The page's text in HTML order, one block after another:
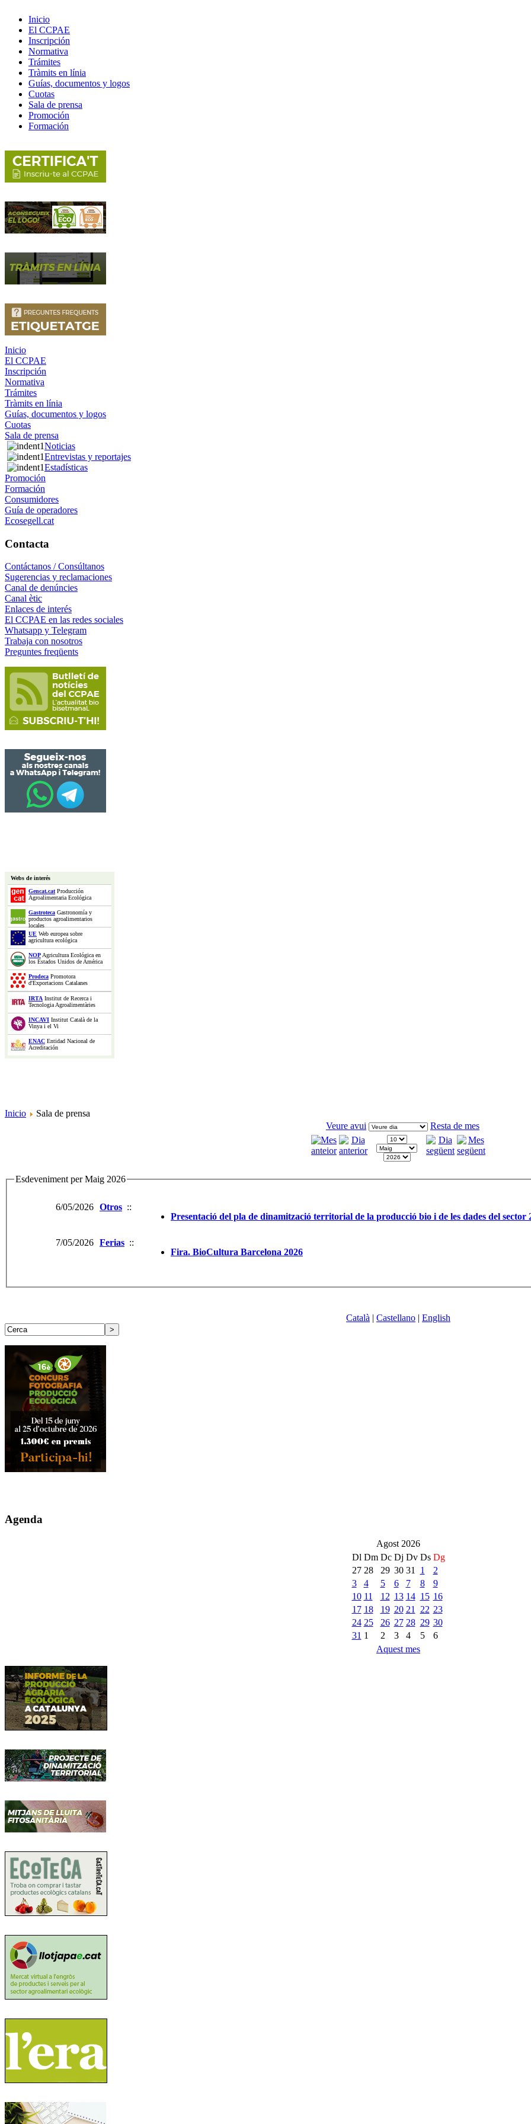
Inicio
El CCPAE
Inscripción
Normativa
Trámites
Tràmits en línia
Guías, documentos y logos
Cuotas
Sala de prensa
Promoción
Formación
Inicio
El CCPAE
Inscripción
Normativa
Trámites
Tràmits en línia
Guías, documentos y logos
Cuotas
Sala de prensa
Noticias
Entrevistas y reportajes
Estadísticas
Promoción
Formación
Consumidores
Guía de operadores
Ecosegell.cat
Contacta
Contáctanos / Consúltanos
Sugerencias y reclamaciones
Canal de denúncies
Canal ètic
Enlaces de interés
El CCPAE en las redes sociales
Whatsapp y Telegram
Trabaja con nosotros
Preguntes freqüents
Webs de interés
Gencat.catProducción
Agroalimentaria Ecológica
Gastroteca Gastronomía y
productos agroalimentarios
locales
UE Web europea sobre
agricultura ecológica
NOPAgricultura Ecológica en
los Estados Unidos de América
Prodeca Promotora
d'Exportacions Catalanes
IRTA Institut de Recerca i
Tecnologia Agroalimentàries
INCAVI Institut Català de la
Vinya i el Vi
ENAC Entidad Nacional de
Acreditación
Inicio
Sala de prensa
Veure avui
Resta de mes
Esdeveniment per Maig 2026
6/05/2026 Otros ::
Presentació del pla de dinamització territorial de la producció bio i de les dades del sector
7/05/2026 Ferias ::
Fira. BioCultura Barcelona 2026
Català | Castellano | English
Agenda
Agost 2026
Dl Dm Dc Dj Dv Ds Dg
27 28 29 30 31 1
2
3
4 5 6 7 8
9
10 11 12 13 14 15 16
17 18 19 20 21 22 23
24 25 26 27 28 29 30
31 1 2 3 4 5
6
Aquest mes